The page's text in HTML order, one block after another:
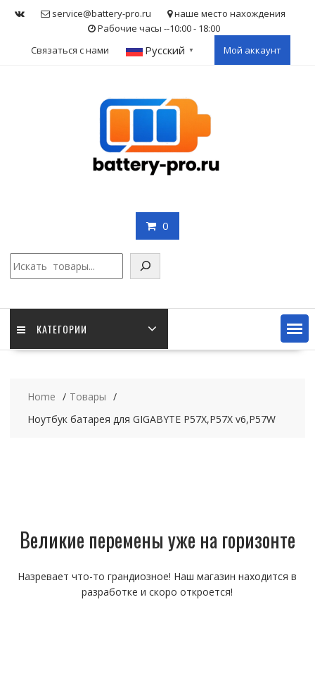
service@battery-pro.ru
наше место нахождения
Рабочие часы --10:00 - 18:00
Связаться с нами
Русский ▼ Мой аккаунт
0
КАТЕГОРИИ
Home
Товары
Ноутбук батарея для GIGABYTE P57X,P57X v6,P57W
Великие перемены уже на горизонте
Назревает что-то грандиозное! Наш магазин находится в
разработке и скоро откроется!